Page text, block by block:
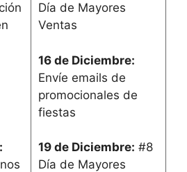
Día de Mayores
Ventas
16 de Diciembre:
Envíe emails de
promocionales de
fiestas
19 de Diciembre: #8
Día de Mayores